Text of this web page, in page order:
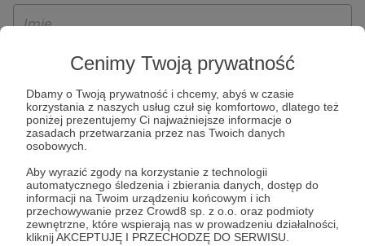
Cenimy Twoją prywatność
Dbamy o Twoją prywatność i chcemy, abyś w czasie
korzystania z naszych usług czuł się komfortowo, dlatego też
poniżej prezentujemy Ci najważniejsze informacje o
zasadach przetwarzania przez nas Twoich danych
osobowych.
Aby wyrazić zgody na korzystanie z technologii
automatycznego śledzenia i zbierania danych, dostęp do
informacji na Twoim urządzeniu końcowym i ich
przechowywanie przez Crowd8 sp. z o.o. oraz podmioty
zewnętrzne, które wspierają nas w prowadzeniu działalności,
kliknij AKCEPTUJĘ I PRZECHODZĘ DO SERWISU.
Patronite.pl, w tym możliwości dokonywania oraz
otrzymywania wsparcia na naszej platformie oraz
ich przenoszenia, niepodlegania zautomatyzowanemu
wyrażenia sprzeciwu wobec przetwarzania Twoich danych
osobowych. Rejestracja dla osób niepełnoletnich możliwa
jest po przekazaniu podpisanego formularza "Zgodna na
założenie konta przez osobę niepełnoletnią", formularz
dostępny jest na stronie regulaminu Patronite.pl.